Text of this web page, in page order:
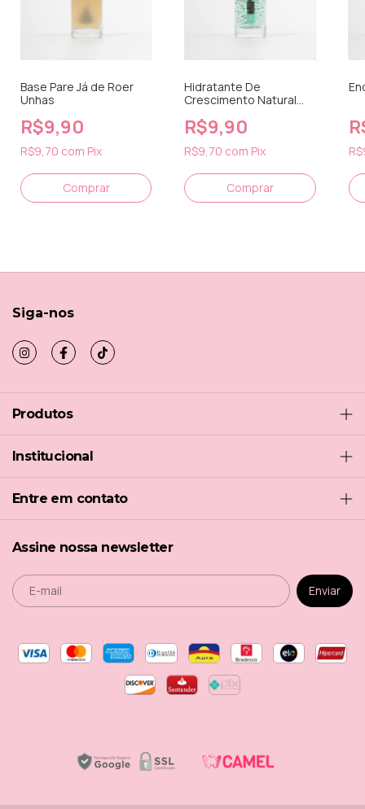
Base Pare Já de Roer
Unhas
R$9,90
R$9,70 com Pix
Hidratante De
Crescimento Natural
R$9,90
R$9,70 com Pix
Siga-nos
Produtos
Institucional
Entre em contato
Assine nossa newsletter